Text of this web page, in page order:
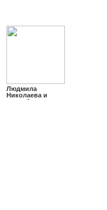
Людмила
Николаева и
ансамбль